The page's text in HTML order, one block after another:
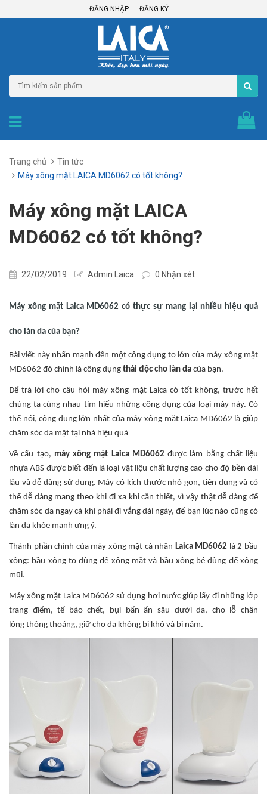
ĐĂNG NHẬP ĐĂNG KÝ
Trang chủ
Tin tức
Máy xông mặt LAICA MD6062 có tốt không?
Máy xông mặt LAICA
MD6062 có tốt không?
22/02/2019 Admin Laica 0 Nhận xét
Máy xông mặt Laica MD6062 có thực sự mang lại nhiều hiệu quả
cho làn da của bạn?
Bài viết này nhấn mạnh đến một công dụng to lớn của máy xông mặt
MD6062 đó chính là công dụng thải độc cho làn da của bạn.
Để trả lời cho câu hỏi máy xông mặt Laica có tốt không, trước hết
chúng ta cùng nhau tìm hiểu những công dụng của loại máy này. Có
thể nói, công dụng lớn nhất của máy xông mặt Laica MD6062 là giúp
chăm sóc da mặt tại nhà hiệu quả
Về cấu tạo, máy xông mặt Laica MD6062 được làm bằng chất liệu
nhựa ABS được biết đến là loại vật liệu chất lượng cao cho độ bền dài
lâu và dễ dàng sử dụng. Máy có kích thước nhỏ gọn, tiện dụng và có
thể dễ dàng mang theo khi đi xa khi cần thiết, vì vậy thật dễ dàng để
chăm sóc da ngay cả khi phải đi vắng dài ngày, để bạn lúc nào cũng có
làn da khỏe mạnh ưng ý.
Thành phần chính của máy xông mặt cá nhân Laica MD6062 là 2 bầu
xông: bầu xông to dùng để xông mặt và bầu xông bé dùng để xông
mũi.
Máy xông mặt Laica MD6062 sử dụng hơi nước giúp lấy đi những lớp
trang điểm, tế bào chết, bụi bẩn ẩn sâu dưới da, cho lỗ chân
lông thông thoáng, giữ cho da không bị khô và bị nám.